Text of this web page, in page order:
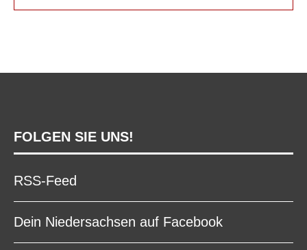
FOLGEN SIE UNS!
RSS-Feed
Dein Niedersachsen auf Facebook